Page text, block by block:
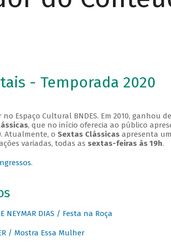
- Temporada 2020
Espaço Cultural BNDES. Em 2010, ganhou
, que no início oferecia ao público
Atualmente, o Sextas Clássicasapresenta
variadas, todas as sextas-feiras às 19h.
.
NEYMAR DIAS / Festa na Roça
/ Mostra Essa Mulher